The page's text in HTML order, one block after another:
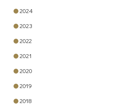
2024
2023
2022
2021
2020
2019
2018